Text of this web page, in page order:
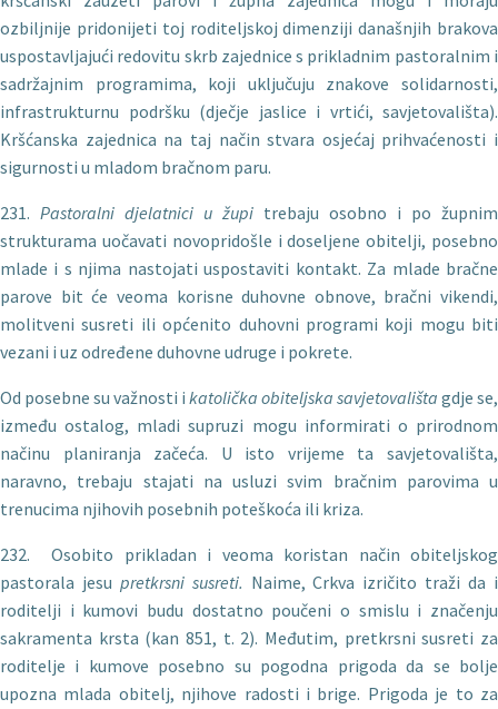
ozbiljnije pridonijeti toj roditeljskoj dimenziji današnjih brakova
us­postavljajući redovitu skrb zajednice s prikladnim pastoralnim i
sadržajnim programima, koji uključuju znakove solidarnosti,
infrastrukturnu podršku (dječje jaslice i vrtići, savjetovališta).
Kršćanska zajednica na taj način stvara osjećaj prihvaćenosti i
sigurnosti u mladom bračnom paru.
231. Pastoralni djelatnici u župi trebaju osobno i po župnim
strukturama uočavati novopridošle i doseljene obitelji, posebno
mlade i s njima nastojati uspostaviti kontakt. Za mlade bračne
parove bit će veoma korisne duhovne obnove, bračni vikendi,
molitveni susreti ili općenito duhovni programi koji mogu biti
vezani i uz određene duhovne udruge i pokrete.
Od posebne su važnosti i katolička obiteljska savjetovališta gdje se,
između ostalog, mladi supruzi mogu informirati o prirodnom
načinu planiranja začeća. U isto vrijeme ta savjetovališta,
naravno, trebaju stajati na usluzi svim bračnim parovima u
trenucima njihovih posebnih poteškoća ili kriza.
232. Osobito prikladan i veoma koristan način obiteljskog
pastorala jesu pretkrsni susreti. Naime, Crkva izričito traži da i
roditelji i kumovi budu dostatno poučeni o smislu i značenju
sakramenta krsta (kan 851, t. 2). Međutim, pretkrsni susreti za
roditelje i kumove posebno su pogodna prigoda da se bolje
upozna mlada obitelj, njihove radosti i brige. Prigoda je to za